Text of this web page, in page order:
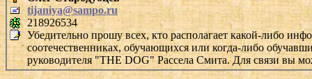
tijaniya@sampo.ru
218926534
Убедительно прошу всех, кто располагает какой-либо
соотечественниках, обучающихся или когда-либо
руководителя "THE DOG" Рассела Смита. Для связи вы